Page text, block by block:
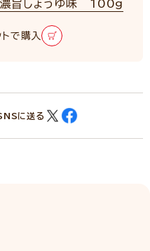
旨しょうゆ味 100g
トで購入
に送る